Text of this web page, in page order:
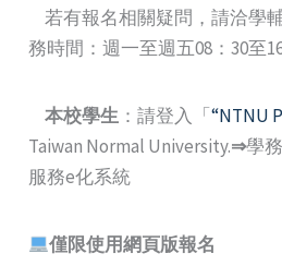
若有報名相關疑問，請洽學輔
務時間：週一至週五08：30至16
本校學生：請登入「“NTNU
Taiwan Normal University.⇒學
服務e化系統
僅限使用網頁版報名